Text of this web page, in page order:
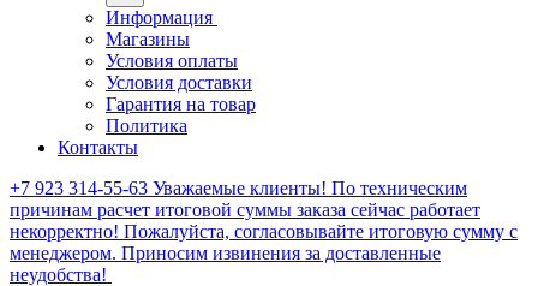
Информация
Магазины
Условия оплаты
Условия доставки
Гарантия на товар
Политика
Контакты
+7 923 314-55-63 Уважаемые клиенты! По техническим
причинам расчет итоговой суммы заказа сейчас работает
некорректно! Пожалуйста, согласовывайте итоговую сумму с
менеджером. Приносим извинения за доставленные
неудобства!